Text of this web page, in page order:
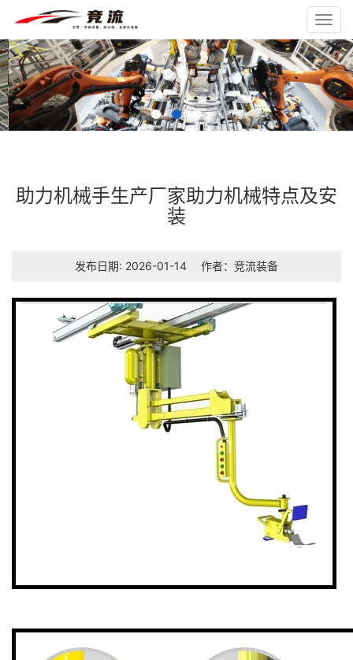
助力机械手生产厂家助力机械特点及安
装
发布日期: 2026-01-14 作者： 竞流装备